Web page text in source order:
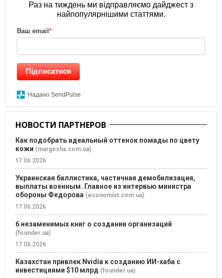
Раз на тиждень ми відправляємо дайджест з
найпопулярнішими статтями.
Ваш email *
Підписатися
Надано SendPulse
НОВОСТИ ПАРТНЕРОВ
Как подобрать идеальный оттенок помады по цвету
кожи (margosha.com.ua)
17.06.2026
Украинская баллистика, частичная демобилизация,
выплаты военным. Главное из интервью министра
обороны Федорова (economist.com.ua)
17.06.2026
6 незаменимых книг о создании организаций
(founder.ua)
17.06.2026
Казахстан привлек Nvidia к созданию ИИ-хаба с
инвестициями $10 млрд (founder.ua)